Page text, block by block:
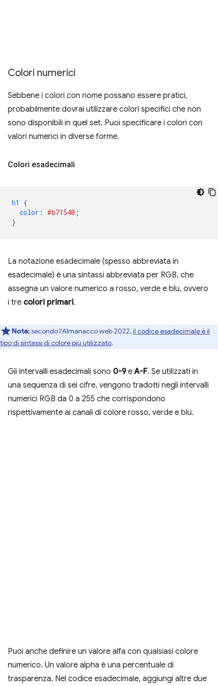
Colori numerici
Sebbene i colori con nome possano essere pratici,
probabilmente dovrai utilizzare colori specifici che non
sono disponibili in quel set. Puoi specificare i colori con
valori numerici in diverse forme.
Colori esadecimali
h1
{
color : #b71540 ;
}
La notazione esadecimale (spesso abbreviata in
esadecimale) è una sintassi abbreviata per RGB, che
assegna un valore numerico a rosso, verde e blu, ovvero
i tre colori primari.
Nota:secondo l'Almanacco web 2022,il codice esadecimale è il
tipo di sintassi di colore più utilizzato.
Gli intervalli esadecimali sono 0-9eA-F. Se utilizzati in
una sequenza di sei cifre, vengono tradotti negli intervalli
numerici RGB da 0 a 255 che corrispondono
rispettivamente ai canali di colore rosso, verde e blu.
Puoi anche definire un valore alfa con qualsiasi colore
numerico. Un valore alpha è una percentuale di
trasparenza. Nel codice esadecimale, aggiungi altre due